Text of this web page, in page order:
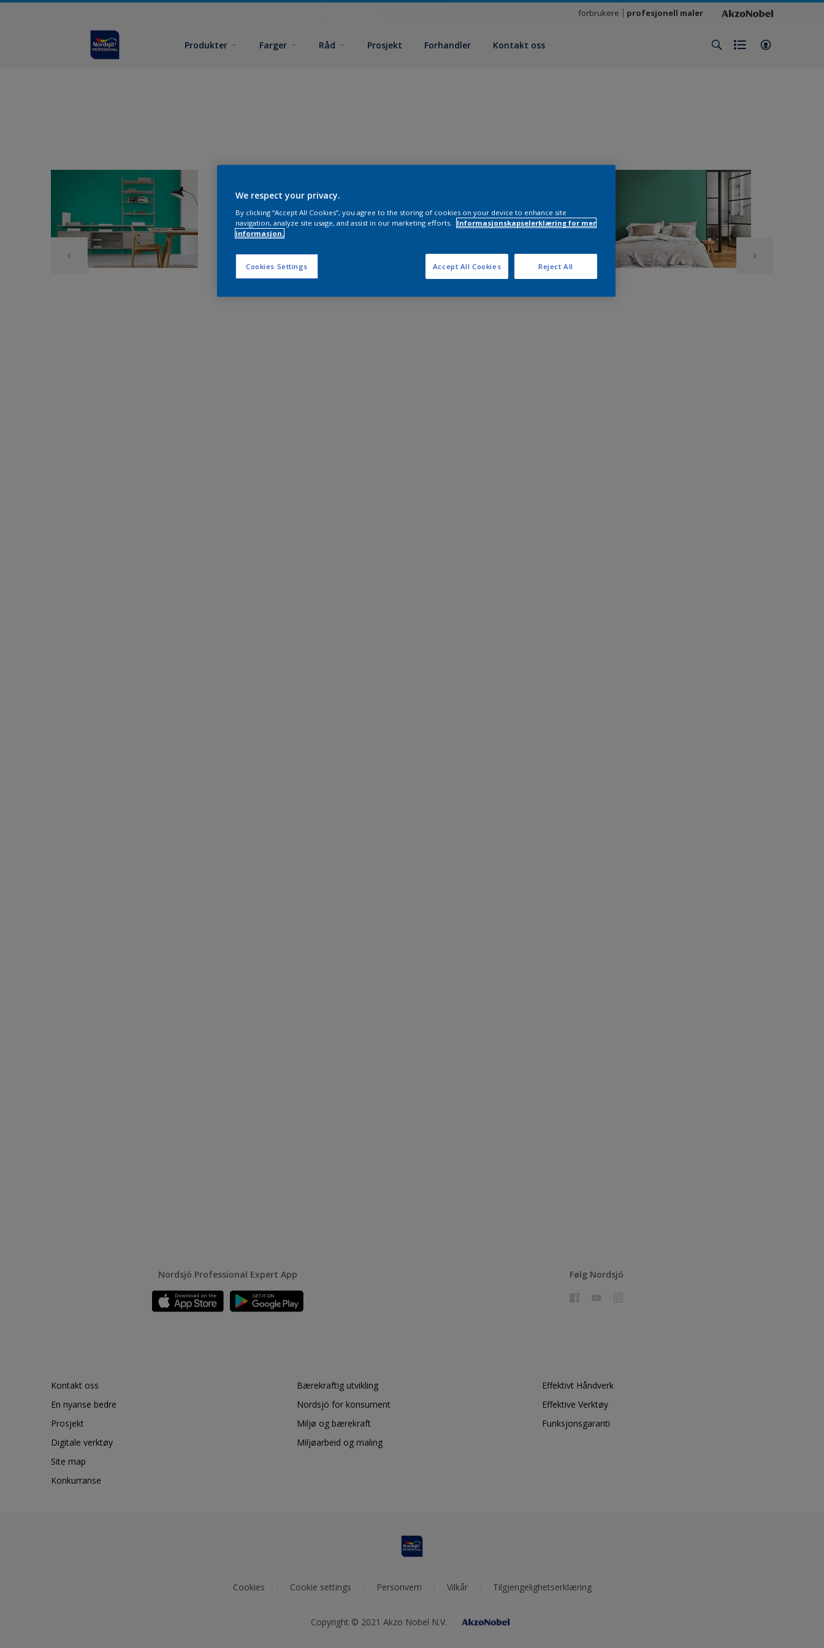
forbrukere profesjonell maler
Produkter Farger Råd Prosjekt Forhandler Kontakt oss
Nordsjö Professional Expert App Følg Nordsjö
Kontakt oss
En nyanse bedre
Prosjekt
Digitale verktøy
Site map
Konkurranse
Bærekraftig utvikling
Nordsjö for konsument
Miljø og bærekraft
Miljøarbeid og maling
Effektivt Håndverk
Effektive Verktøy
Funksjonsgaranti
Cookies Cookie settings Personvern Vilkår Tilgjengelighetserklæring
Copyright © 2021 Akzo Nobel N.V.
We respect your privacy.
By clicking “Accept All Cookies”, you agree to the storing of cookies on your device to enhance site
navigation, analyze site usage, and assist in our marketing efforts.
Informasjonskapselerklæring for mer
informasjon.
Cookies Settings Reject All
Accept All Cookies